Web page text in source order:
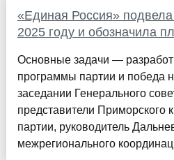
«Единая Россия»
2025 году и обозначила
Основные задачи —
программы партии и победа
заседании Генерального
представители Приморского
партии, руководитель
межрегионального